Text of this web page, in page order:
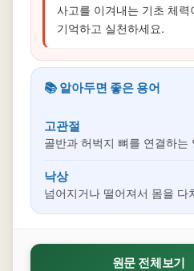
사고를 이겨내는 기초 체력
기억하고 실천하세요.
📚 알아두면 좋은 용어
고관절
골반과 허벅지 뼈를 연결하는
낙상
넘어지거나 떨어져서 몸을 다
원문 전체보기